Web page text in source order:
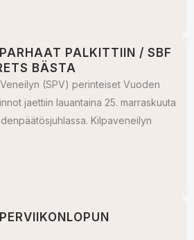
PALKITTIIN / SBF
BÄSTA
(SPV) perinteiset Vuoden
jaettiin lauantaina 25. marraskuuta
Kilpaveneilyn